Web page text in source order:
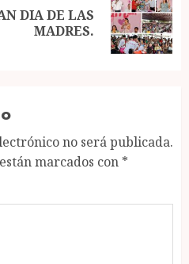
DIA DE LAS
MADRES.
no será publicada.
marcados con *